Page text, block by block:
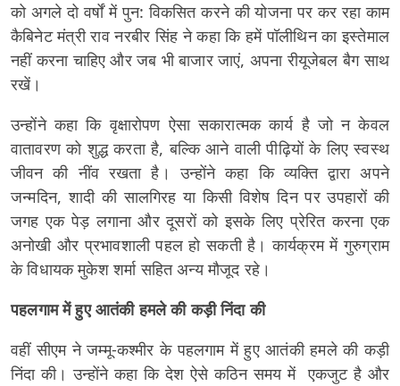
को अगले दो वर्षों में पुन: विकसित करने की योजना पर कर रहा काम
कैबिनेट मंत्री राव नरबीर सिंह ने कहा कि हमें पॉलीथिन का इस्तेमाल
नहीं करना चाहिए और जब भी बाजार जाएं, अपना रीयूजेबल बैग साथ
रखें।
उन्होंने कहा कि वृक्षारोपण ऐसा सकारात्मक कार्य है जो न केवल
वातावरण को शुद्ध करता है, बल्कि आने वाली पीढ़ियों के लिए स्वस्थ
जीवन की नींव रखता है। उन्होंने कहा कि व्यक्ति द्वारा अपने
जन्मदिन, शादी की सालगिरह या किसी विशेष दिन पर उपहारों की
जगह एक पेड़ लगाना और दूसरों को इसके लिए प्रेरित करना एक
अनोखी और प्रभावशाली पहल हो सकती है। कार्यक्रम में गुरुग्राम
के विधायक मुकेश शर्मा सहित अन्य मौजूद रहे।
पहलगाम में हुए आतंकी हमले की कड़ी निंदा की
वहीं सीएम ने जम्मू-कश्मीर के पहलगाम में हुए आतंकी हमले की कड़ी
निंदा की। उन्होंने कहा कि देश ऐसे कठिन समय में एकजुट है और